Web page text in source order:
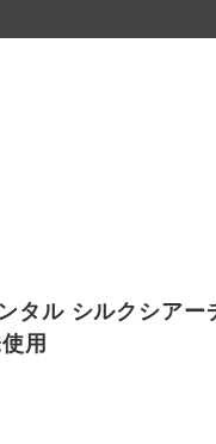
タル シルクシアー
用